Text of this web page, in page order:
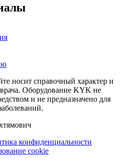
носит справочный характер и
Оборудование KYK не
и не предназначено для
конфиденциальности
cookie